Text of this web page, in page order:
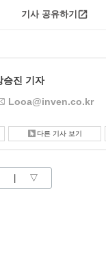
기사 공유하기
승진 기자
Looa@inven.co.kr
다른 기사 보기
▽